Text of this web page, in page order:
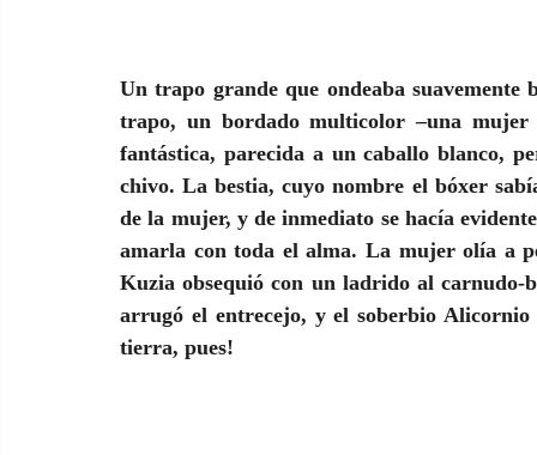
Un trapo grande que ondeaba
trapo, un bordado multicolor –una
fantástica, parecida a un caballo blanco,
chivo. La bestia, cuyo nombre el bóxer
de la mujer, y de inmediato se hacía
amarla con toda el alma. La mujer olía a
Kuzia obsequió con un ladrido al
arrugó el entrecejo, y el soberbio
tierra, pues!